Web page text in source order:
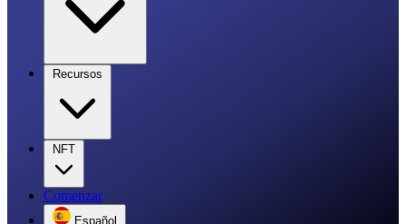
Recursos
NFT
Comenzar
Español